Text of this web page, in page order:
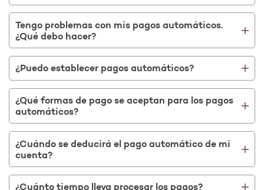
Tengo problemas con mis pagos automáticos.
¿Qué debo hacer?
¿Puedo establecer pagos automáticos?
¿Qué formas de pago se aceptan para los pagos
automáticos?
¿Cuándo se deducirá el pago automático de mi
cuenta?
¿Cuánto tiempo lleva procesar los pagos?